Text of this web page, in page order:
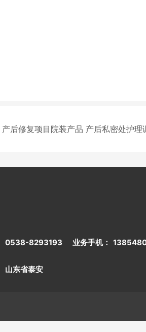
产后修复项目院装产品 产后私密处护理
0538-8293193 业务手机：
山东省泰安